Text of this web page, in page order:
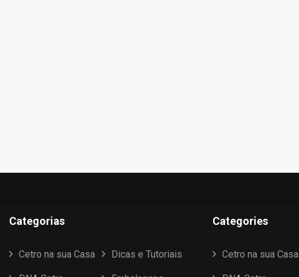
Categorias
Cetro na sua Casa Dicas e Tutoriais
Categories
Cetro na sua Casa